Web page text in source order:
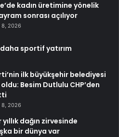
kadın üretimine yönelik
sonrası açılıyor
8, 2026
sportif yatırım
ilk büyükşehir belediyesi
Besim Dutlulu CHP’den
8, 2026
dağın zirvesinde
bir dünya var